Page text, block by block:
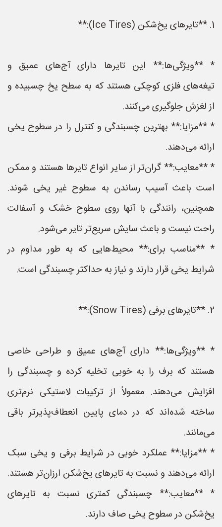
1. **تایرهای یخ‌شکن (Ice Tires):**
* **ویژگی‌ها:** این تایرها دارای آج‌های عمیق و
تیغه‌های فلزی کوچکی هستند که به سطح یخ چسبیده و
از لغزش جلوگیری می‌کنند.
* **مزایا:** بهترین چسبندگی و کنترل را در سطوح یخی
ارائه می‌دهند.
* **معایب:** گران‌تر از سایر انواع تایرها هستند و ممکن
است باعث آسیب رساندن به سطوح غیر یخی شوند.
همچنین، رانندگی با آنها روی سطوح خشک و آسفالت
راحت نیست و باعث سایش سریع‌تر تایر می‌شود.
* **مناسب برای:** محیط‌هایی که به طور مداوم در
شرایط یخی قرار دارند و نیاز به حداکثر چسبندگی است.
2. **تایرهای برفی (Snow Tires):**
* **ویژگی‌ها:** دارای آج‌های عمیق و طراحی خاصی
هستند که برف را به خوبی تخلیه کرده و چسبندگی را
افزایش می‌دهند. معمولاً از ترکیبات لاستیکی نرم‌تری
ساخته شده‌اند که در دمای پایین انعطاف‌پذیرتر باقی
می‌مانند.
* **مزایا:** عملکرد خوبی در شرایط برفی و یخی سبک
ارائه می‌دهند و نسبت به تایرهای یخ‌شکن ارزان‌تر هستند.
* **معایب:** چسبندگی کمتری نسبت به تایرهای
یخ‌شکن در سطوح یخی صاف دارند.